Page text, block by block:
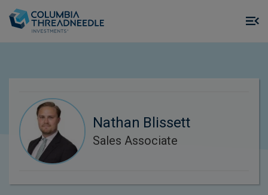
Nathan Blissett
Sales Associate